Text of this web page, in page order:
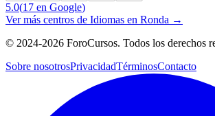
5.0(17 en Google)
Ver más centros de Idiomas en Ronda →
© 2024-2026 ForoCursos. Todos los derechos
Sobre nosotrosPrivacidadTérminosContacto